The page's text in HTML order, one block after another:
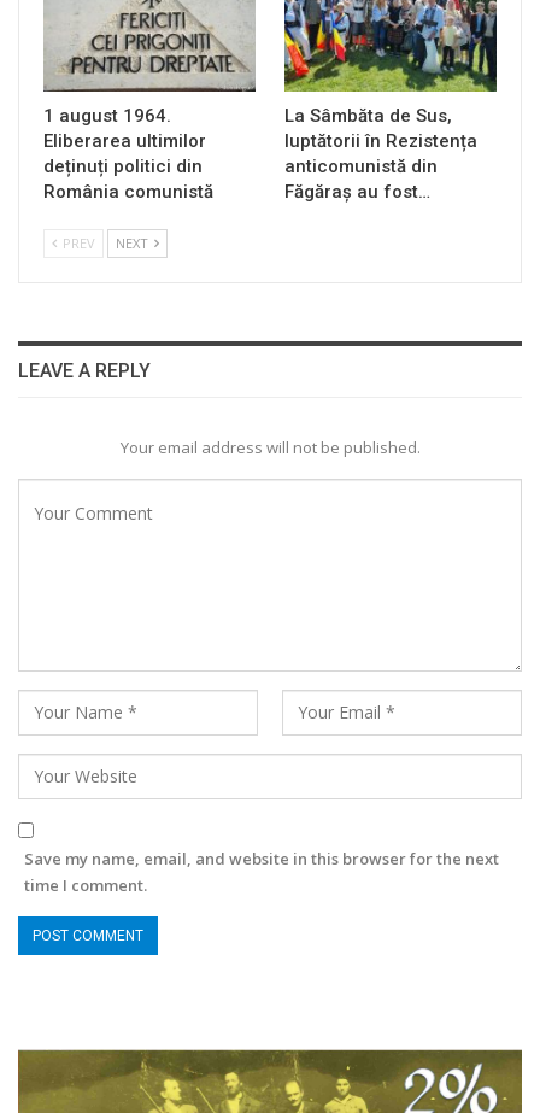
1 august 1964.
Eliberarea ultimilor
deținuți politici din
România comunistă
La Sâmbăta de Sus,
luptătorii în Rezistența
anticomunistă din
Făgăraș au fost…
PREV NEXT
LEAVE A REPLY
Your email address will not be published.
Save my name, email, and website in this browser for the next
time I comment.